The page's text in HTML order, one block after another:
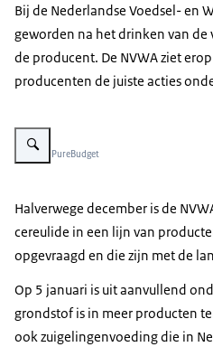
Bij de Nederlandse Voedsel- en
geworden na het drinken van de
de producent. De NVWA ziet
producenten de juiste acties
Vergroot afbeelding Kind krijgt fles
Beeld: © PureBudget
Halverwege december is de
cereulide in een lijn van
opgevraagd en die zijn met de
Op 5 januari is uit aanvullend
grondstof is in meer producten
ook zuigelingenvoeding die in